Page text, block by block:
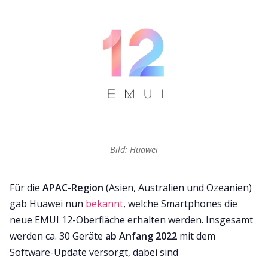
Bild: Huawei
Für die APAC-Region (Asien, Australien und Ozeanien)
gab Huawei nun bekannt, welche Smartphones die
neue EMUI 12-Oberfläche erhalten werden. Insgesamt
werden ca. 30 Geräte ab Anfang 2022 mit dem
Software-Update versorgt, dabei sind